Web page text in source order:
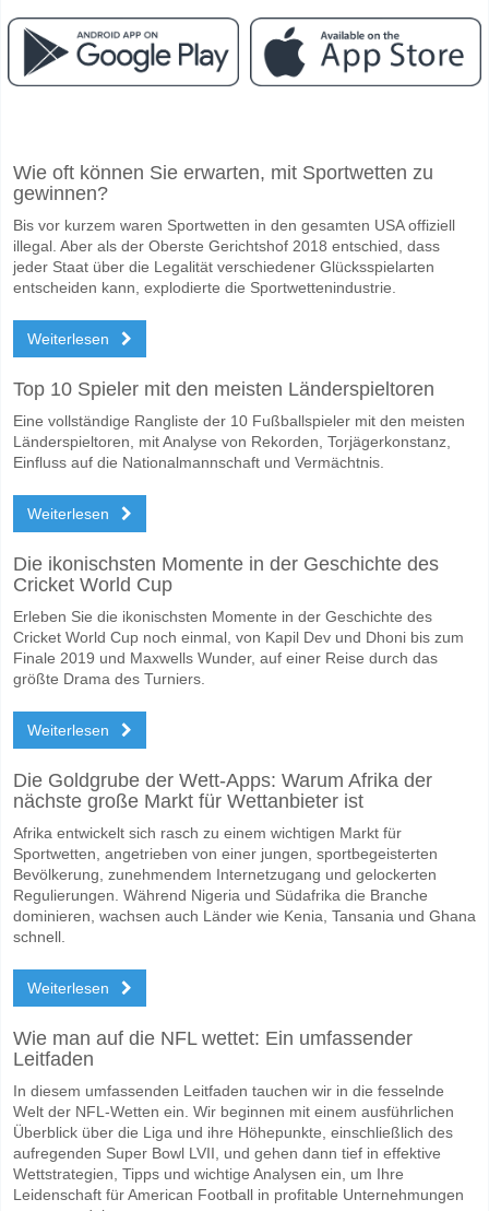
Das Spiel zwischen Viktoria Plzen v Fenerbahce 06 November 2025
Fenerbahce für den Gewinner den Spiel, mit einer Wahrscheinlichkeit
Werden beide Teams im Spiel punkten Viktoria Plzen v
Ja für Beide Teams Erzielen, mit einem Prozentsatz von 59%.
Wofür ist die richtige Ergebnisprognose Viktoria Plzen
Auf der riskanten Seite, können Sie das Korrektes Ergebnis von
Wie oft können Sie erwarten, mit Sportwetten zu
gewinnen?
Bis vor kurzem waren Sportwetten in den gesamten USA offiziell
illegal. Aber als der Oberste Gerichtshof 2018 entschied, dass
jeder Staat über die Legalität verschiedener Glücksspielarten
entscheiden kann, explodierte die Sportwettenindustrie.
Weiterlesen
Top 10 Spieler mit den meisten Länderspieltoren
Eine vollständige Rangliste der 10 Fußballspieler mit den meisten
Länderspieltoren, mit Analyse von Rekorden, Torjägerkonstanz,
Einfluss auf die Nationalmannschaft und Vermächtnis.
Weiterlesen
Die ikonischsten Momente in der Geschichte des
Cricket World Cup
Erleben Sie die ikonischsten Momente in der Geschichte des
Cricket World Cup noch einmal, von Kapil Dev und Dhoni bis zum
Finale 2019 und Maxwells Wunder, auf einer Reise durch das
größte Drama des Turniers.
Weiterlesen
Die Goldgrube der Wett-Apps: Warum Afrika der
nächste große Markt für Wettanbieter ist
Afrika entwickelt sich rasch zu einem wichtigen Markt für
Sportwetten, angetrieben von einer jungen, sportbegeisterten
Bevölkerung, zunehmendem Internetzugang und gelockerten
Regulierungen. Während Nigeria und Südafrika die Branche
dominieren, wachsen auch Länder wie Kenia, Tansania und Ghana
schnell.
Weiterlesen
Wie man auf die NFL wettet: Ein umfassender
Leitfaden
In diesem umfassenden Leitfaden tauchen wir in die fesselnde
Welt der NFL-Wetten ein. Wir beginnen mit einem ausführlichen
Überblick über die Liga und ihre Höhepunkte, einschließlich des
aufregenden Super Bowl LVII, und gehen dann tief in effektive
Wettstrategien, Tipps und wichtige Analysen ein, um Ihre
Leidenschaft für American Football in profitable Unternehmungen